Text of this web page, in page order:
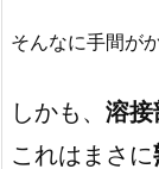
そんなに手間が
しかも、 溶接
これはまさに